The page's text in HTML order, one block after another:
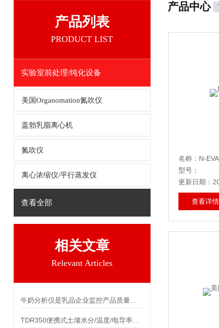
产品列表
PRODUCT LIST
实验室前处理/纯化设备
美国Organomation氮吹仪
盖勃乳脂离心机
氮吹仪
离心浓缩仪/平行蒸发仪
查看全部
相关文章
Relevant Articles
产品中心
名称：N-
型号：
更新日期：
查看详情